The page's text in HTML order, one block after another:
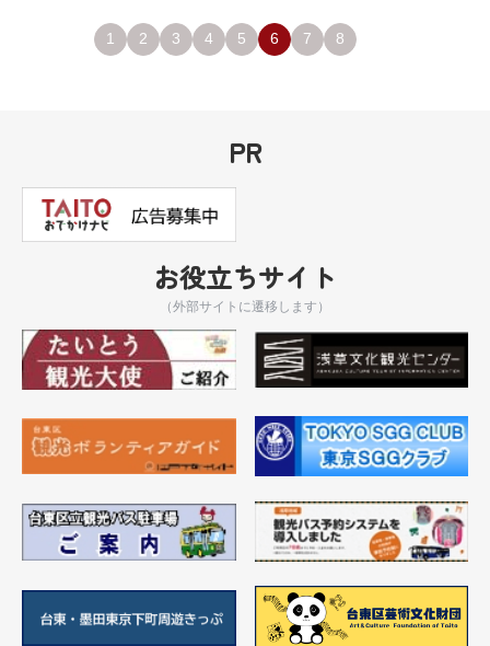
1 2 3 4 5 6 7 8
PR
お役立ちサイト
（外部サイトに遷移します）